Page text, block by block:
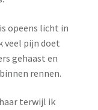
opeens licht in
veel pijn doet
gehaast en
rennen.
terwijl ik